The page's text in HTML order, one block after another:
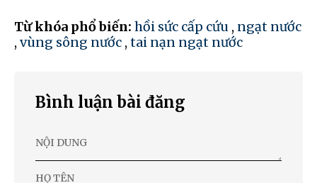
Từ khóa phổ biến: hồi sức cấp cứu , ngạt nước
, vùng sông nước , tai nạn ngạt nước
Bình luận bài đăng